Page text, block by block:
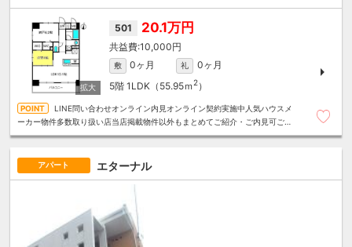
501 20.1万円
10,000円
敷 0ヶ月 礼
0ヶ月
5階 1LDK（55.95ｍ 2）
LINE問い合わせオンライン内見オンライン契約実施中人気ハウスメ
ーカー物件多数取り扱い店当店掲載物件以外もまとめてご紹介・ご内見可ご予
アパート エターナル